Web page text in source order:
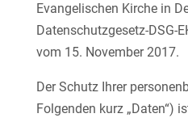
Evangelischen Kirche in
Datenschutzgesetz-DSG-
vom 15. November 2017.
Der Schutz Ihrer
Folgenden kurz „Daten“)